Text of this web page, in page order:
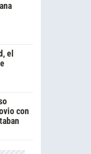
el
con